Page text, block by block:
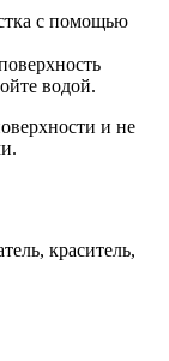
с помощью
водой.
и не
краситель,